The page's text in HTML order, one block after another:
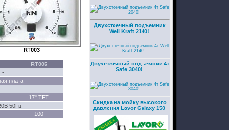
RT003
RT005
-
плата
-
17" TFT
50Гц
100
Двухстоечный подъемник
Well Kraft 2140!
Двухстоечный подъемник 4т
Safe 3040!
Скидка на мойку высокого
давления Lavor Galaxy 150